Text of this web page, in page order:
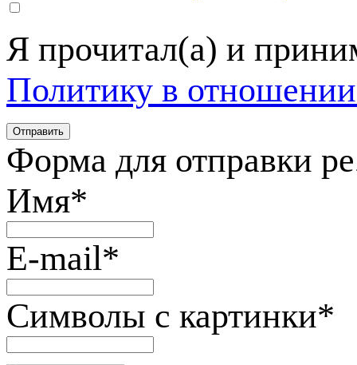
Я прочитал(а) и
Политику в
Форма для отправки
Имя*
E-mail*
Символы с картинки*